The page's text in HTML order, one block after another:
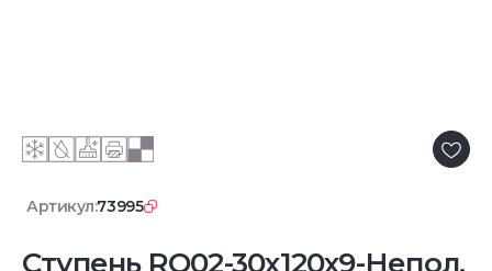
Артикул:73995
Ступень RO02-30x120x9-Непол.